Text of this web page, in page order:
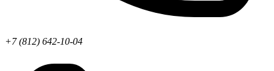
+7 (812) 642-10-04